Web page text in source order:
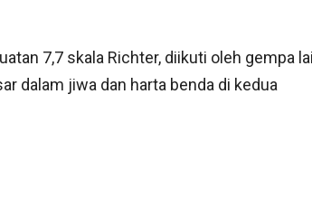
7,7 skala Richter, diikuti oleh gempa
dalam jiwa dan harta benda di kedua